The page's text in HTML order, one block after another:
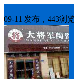
09-11 发布，443浏